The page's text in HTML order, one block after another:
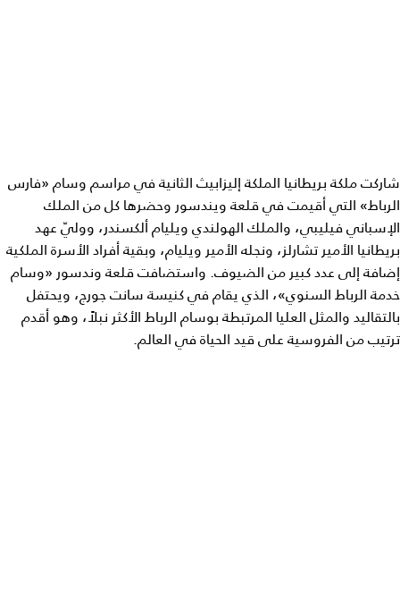
شاركت ملكة بريطانيا الملكة إليزابيث الثانية في مراسم وسام «فارس
الرباط» التي أقيمت في قلعة ويندسور وحضرها كل من الملك
الإسباني فيليبي، والملك الهولندي ويليام ألكسندر، ووليّ عهد
بريطانيا الأمير تشارلز، ونجله الأمير ويليام، وبقية أفراد الأسرة الملكية
إضافة إلى عدد كبير من الضيوف. واستضافت قلعة وندسور «وسام
خدمة الرباط السنوي»، الذي يقام في كنيسة سانت جورج، ويحتفل
بالتقاليد والمثل العليا المرتبطة بوسام الرباط الأكثر نبلاً، وهو أقدم
ترتيب من الفروسية على قيد الحياة في العالم.